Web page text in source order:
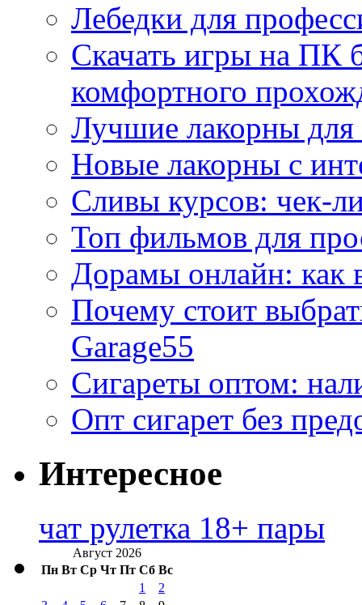
Лебедки для
Скачать игры на ПК
комфортного
Лучшие лакорны для
Новые лакорны с
Сливы курсов: чек-
Топ фильмов для
Дорамы онлайн: как
Почему стоит
Garage55
Сигареты оптом:
Опт сигарет без
Интересное
чат рулетка 18+ пары
Август 2026
Пн Вт Ср Чт Пт Сб Вс
1
2